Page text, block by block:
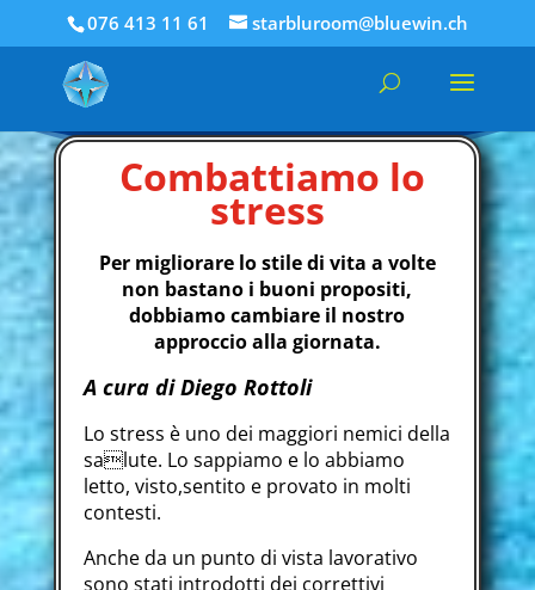
076 413 11 61 starbluroom@bluewin.ch
Combattiamo lo
stress
Per migliorare lo stile di vita a volte
non bastano i buoni propositi,
dobbiamo cambiare il nostro
approccio alla giornata.
A cura di Diego Rottoli
Lo stress è uno dei maggiori nemici della
salute. Lo sappiamo e lo abbiamo
letto, visto,sentito e provato in molti
contesti.
Anche da un punto di vista lavorativo
sono stati introdotti dei correttivi